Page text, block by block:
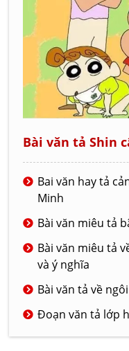
Bài văn tả Shin
Bai văn hay tả
Minh
Bài văn miêu tả
Bài văn miêu tả
và ý nghĩa
Bài văn tả về
Đoạn văn tả lớp